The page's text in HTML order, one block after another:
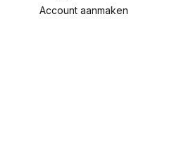
Account aanmaken